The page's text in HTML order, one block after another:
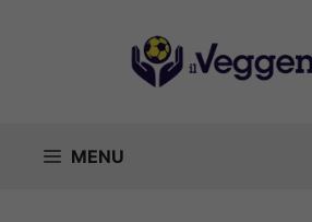
MENU